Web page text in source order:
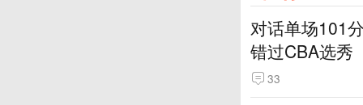
对话单场101
错过CBA选秀
33